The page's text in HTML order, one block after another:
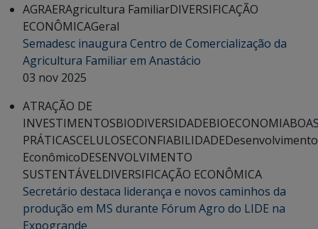
AGRAERAgricultura FamiliarDIVERSIFICAÇÃO
ECONÔMICAGeral
Semadesc inaugura Centro de Comercialização da
Agricultura Familiar em Anastácio
03 nov 2025
ATRAÇÃO DE
INVESTIMENTOSBIODIVERSIDADEBIOECONOMIA
PRÁTICASCELULOSECONFIABILIDADEDesenvolvimento
EconômicoDESENVOLVIMENTO
SUSTENTÁVELDIVERSIFICAÇÃO ECONÔMICA
Secretário destaca liderança e novos caminhos da
produção em MS durante Fórum Agro do LIDE na
Expogrande